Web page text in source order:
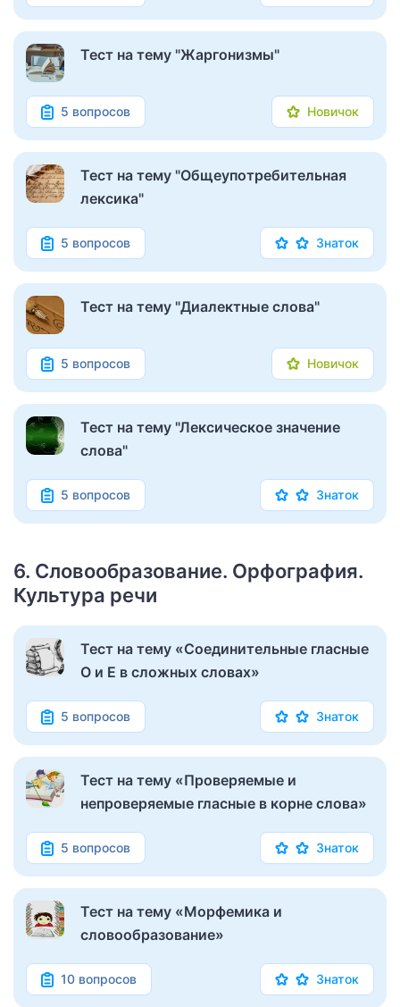
Тест на тему "Жаргонизмы"
5 вопросов Новичок
Тест на тему "Общеупотребительная
лексика"
5 вопросов Знаток
Тест на тему "Диалектные слова"
5 вопросов Новичок
Тест на тему "Лексическое значение
слова"
5 вопросов Знаток
6. Словообразование. Орфография.
Культура речи
Тест на тему «Соединительные гласные
О и Е в сложных словах»
5 вопросов Знаток
Тест на тему «Проверяемые и
непроверяемые гласные в корне слова»
5 вопросов Знаток
Тест на тему «Морфемика и
словообразование»
10 вопросов Знаток